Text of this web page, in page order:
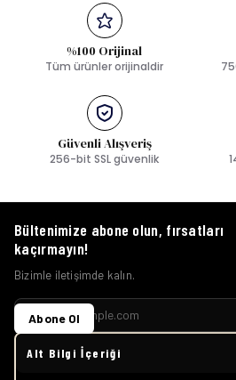
%100 Orijinal
Tüm ürünler orijinaldir
Güvenli Alışveriş
256-bit SSL güvenlik
Alt Bilgi İçeriği
Bültenimize abone olun, fırsatları
kaçırmayın!
Bizimle iletişimde kalın.
Abone Ol